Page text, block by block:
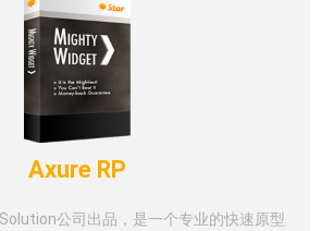
Axure RP
公司出品，是一个专业的快速原型